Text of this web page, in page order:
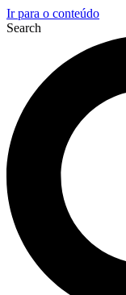
Ir para o conteúdo
Search